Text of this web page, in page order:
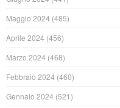
Maggio 2024 (485)
Aprile 2024 (456)
Marzo 2024 (468)
Febbraio 2024 (460)
Gennaio 2024 (521)